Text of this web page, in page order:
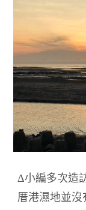
Δ小編多次造
厝港濕地並